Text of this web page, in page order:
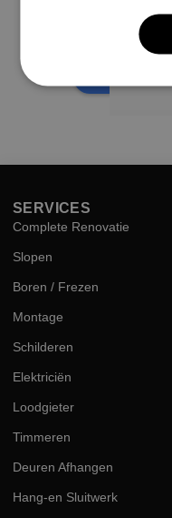
powered by
SERVICES
Complete Renovatie
Slopen
Boren / Frezen
Montage
Schilderen
Elektriciën
Loodgieter
Timmeren
Deuren Afhangen
Hang-en Sluitwerk